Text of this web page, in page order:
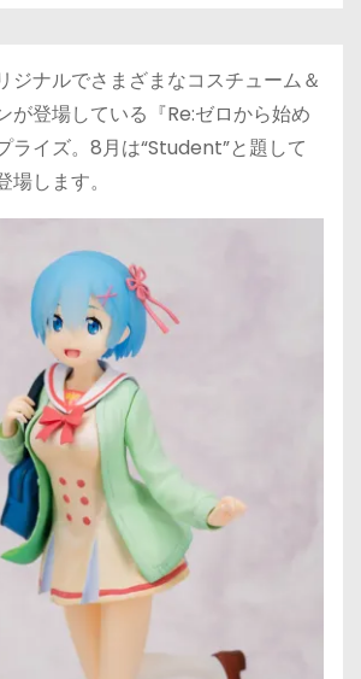
ジナルでさまざまなコスチューム＆
が登場している『Re:ゼロから始め
ライズ。8月は“Student”と題して
します。